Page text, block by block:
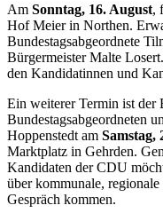
Am Sonntag, 16. August,
Hof Meier in Northen.
Bundestagsabgeordnete
Bürgermeister Malte
den Kandidatinnen und
Ein weiterer Termin ist der
Bundestagsabgeordneten
Hoppenstedt am Samstag,
Marktplatz in Gehrden.
Kandidaten der CDU
über kommunale,
Gespräch kommen.